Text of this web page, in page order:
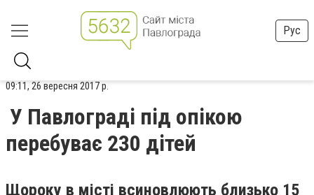
Рус
09:11, 26 вересня 2017 р.
У Павлограді під опікою
перебуває 230 дітей
Щороку в місті всиновлюють близько 15